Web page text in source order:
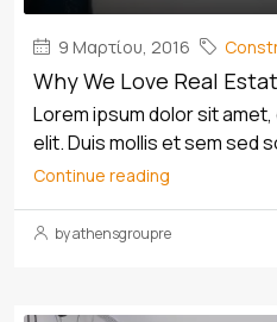
9 Μαρτίου, 2016
Why We Love Real
Lorem ipsum dolor sit
elit. Duis mollis et sem sed
Continue reading
by athensgroupre